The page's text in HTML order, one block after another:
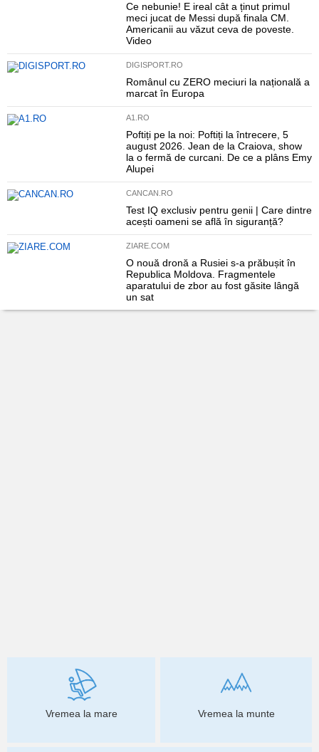
Ce nebunie! E ireal cât a ținut primul
meci jucat de Messi după finala CM.
Americanii au văzut ceva de poveste.
Video
DIGISPORT.RO
Românul cu ZERO meciuri la națională a
marcat în Europa
A1.RO
Poftiți pe la noi: Poftiți la întrecere, 5
august 2026. Jean de la Craiova, show
la o fermă de curcani. De ce a plâns Emy
Alupei
CANCAN.RO
Test IQ exclusiv pentru genii | Care dintre
acești oameni se află în siguranță?
ZIARE.COM
O nouă dronă a Rusiei s-a prăbușit în
Republica Moldova. Fragmentele
aparatului de zbor au fost găsite lângă
un sat
Vremea la mare Vremea la munte